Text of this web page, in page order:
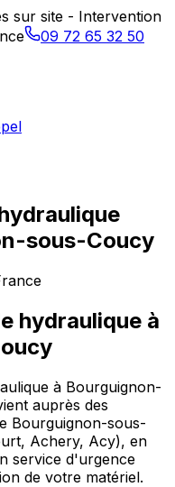
sur site - Intervention
09 72 65 32 50
sous-Coucy
hydraulique à
à Bourguignon-
auprès des
Bourguignon-sous-
Achery, Acy), en
service d'urgence
de votre matériel.